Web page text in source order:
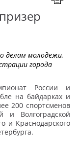
делам молодежи,
города
России и
на байдарках и
200 спортсменов
и Волгоградской
и Краснодарского